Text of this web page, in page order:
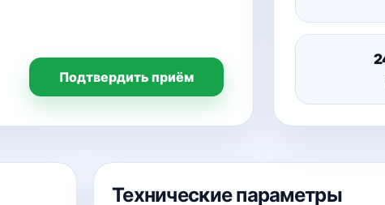
Подтвердить приём
Технические параметры